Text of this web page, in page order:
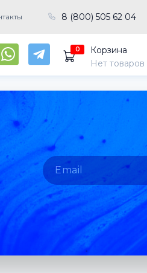
8 (800) 505 62 04
0
Корзина
Нет товаров